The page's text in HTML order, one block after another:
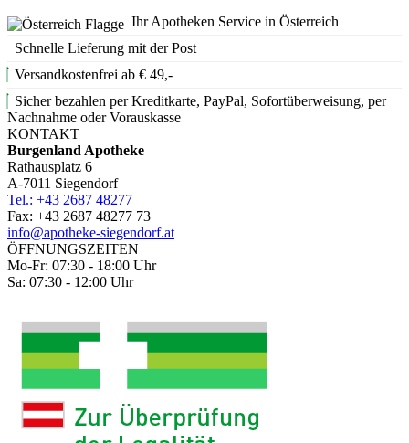
Ihr Apotheken Service in Österreich
Schnelle Lieferung mit der Post
Versandkostenfrei ab € 49,-
Sicher bezahlen per Kreditkarte, PayPal, Sofortüberweisung, per
Nachnahme oder Vorauskasse
KONTAKT
Burgenland Apotheke
Rathausplatz 6
A-7011 Siegendorf
Tel.: +43 2687 48277
Fax: +43 2687 48277 73
info@apotheke-siegendorf.at
ÖFFNUNGSZEITEN
Mo-Fr: 07:30 - 18:00 Uhr
Sa: 07:30 - 12:00 Uhr